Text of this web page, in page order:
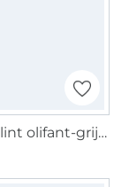
Satijnen lint olifant-grijs (6 mm)